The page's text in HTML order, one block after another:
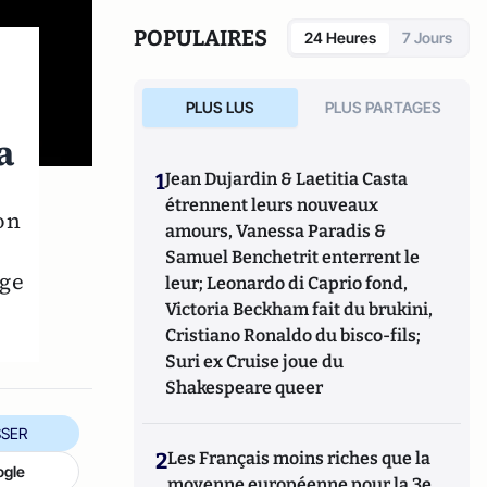
députée, un homme comme les autres ?
(2014) etBruno Le Maire, l'Affranchi
POPULAIRES 24 Heures 7 Jours
PLUS LUS PLUS PARTAGES
1Jean Dujardin & Laetitia Casta
étrennent leurs nouveaux
amours, Vanessa Paradis &
Samuel Benchetrit enterrent le
leur; Leonardo di Caprio fond,
Victoria Beckham fait du brukini,
Cristiano Ronaldo du bisco-fils;
Suri ex Cruise joue du
Shakespeare queer
2Les Français moins riches que la